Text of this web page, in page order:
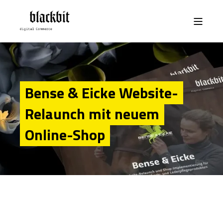
Bense & Eicke Website-
Relaunch mit neuem
Online-Shop